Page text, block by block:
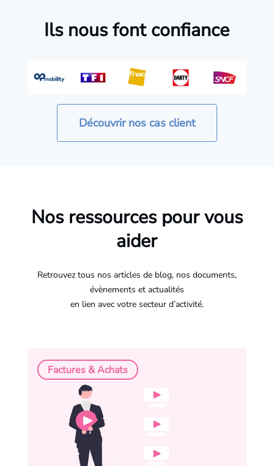
Ils nous font confiance
Découvrir nos cas client
Nos ressources pour vous
aider
Retrouvez tous nos articles de blog, nos documents,
évènements et actualités
en lien avec votre secteur d’activité.
Factures & Achats